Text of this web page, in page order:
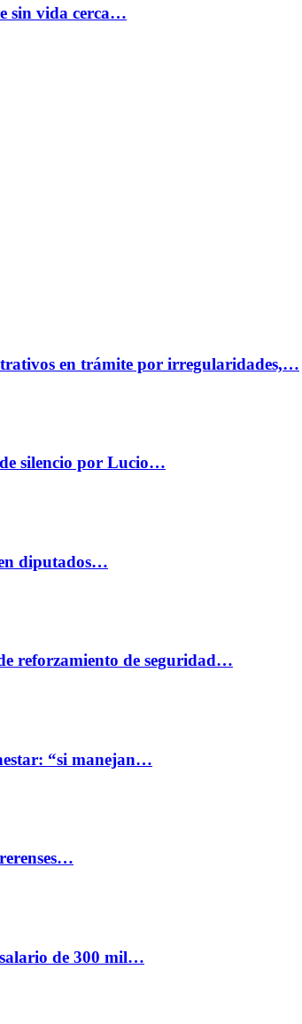
sin vida cerca…
en trámite por irregularidades,…
silencio por Lucio…
diputados…
reforzamiento de seguridad…
“si manejan…
de 300 mil…